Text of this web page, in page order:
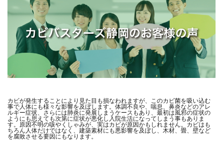
カビが発生することにより見た目も損なわれますが、このカビ菌を吸い込む
事で人体にも様々な影響を及ぼします。体調不良や、喘息、鼻炎などのアレ
ルギー症状、さらには肺炎に発展しまうケースもあり、最初は風邪の症状の
ようにも思えても次第に症状が悪化し入院生活になってしまう事もありま
す。原因不明の咳やくしゃみが、実はカビが原因かもしれません。カビはも
ちろん人体だけではなく、建築素材にも悪影響を及ぼし、木材、畳、壁など
を腐敗させる要因にもなります。